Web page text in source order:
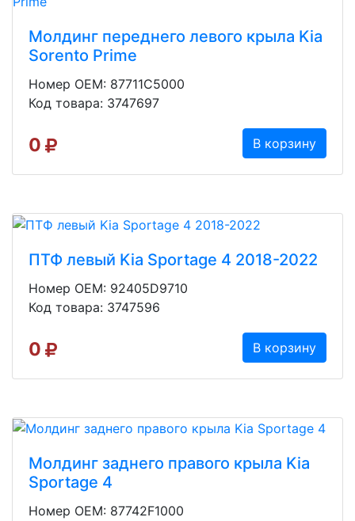
Молдинг переднего левого крыла Kia
Sorento Prime
Номер OEM: 87711C5000
Код товара: 3747697
0 В корзину
ПТФ левый Kia Sportage 4 2018-2022
Номер OEM: 92405D9710
Код товара: 3747596
0 В корзину
Молдинг заднего правого крыла Kia
Sportage 4
Номер OEM: 87742F1000